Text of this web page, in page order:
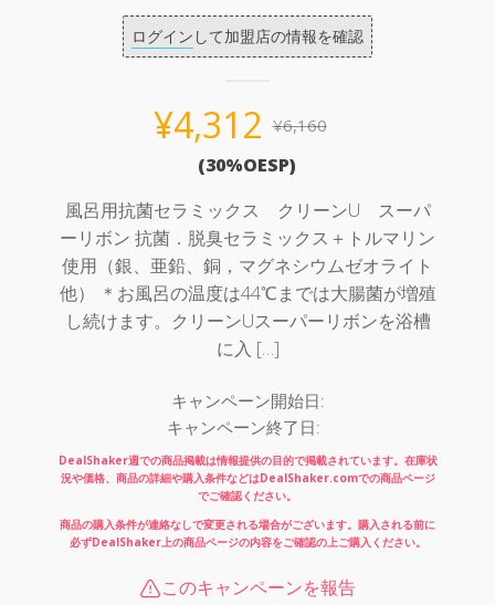
ログイン して加盟店の情報を確認
¥6,160
元
価
格
は
¥6,160
た。
¥4,312
現
の
価
格
は
¥4,312
す。
(30%OESP)
風呂用抗菌セラミックス クリーンU スーパ
ーリボン 抗菌．脱臭セラミックス＋トルマリン
使用（銀、亜鉛、銅，マグネシウムゼオライト
他） ＊お風呂の温度は44℃までは大腸菌が増殖
し続けます。クリーンUスーパーリボンを浴槽
に入 […]
キャンペーン開始日:
キャンペーン終了日:
DealShaker週での商品掲載は情報提供の目的で掲載されています。在庫状
況や価格、商品の詳細や購入条件などはDealShaker.comでの商品ページ
でご確認ください。
商品の購入条件が連絡なしで変更される場合がございます。購入される前に
必ずDealShaker上の商品ページの内容をご確認の上ご購入ください。
このキャンペーンを報告